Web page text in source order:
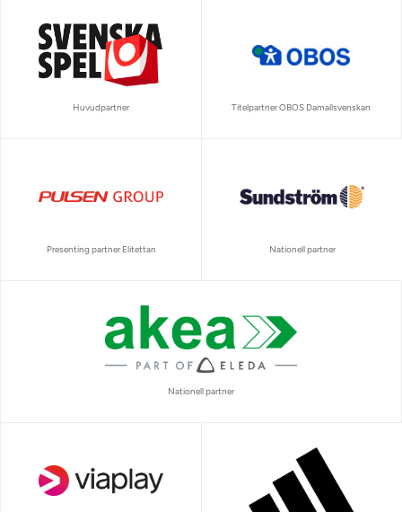
Huvudpartner Titelpartner OBOS Damallsvenskan
Presenting partner Elitettan Nationell partner
Nationell partner